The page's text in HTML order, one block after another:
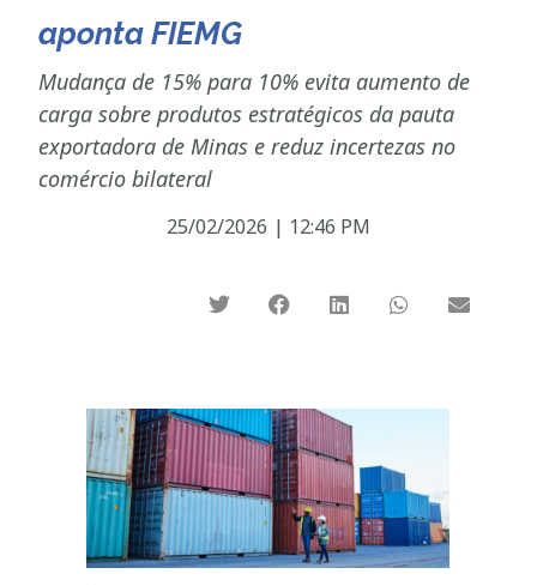
aponta FIEMG
Mudança de 15% para 10% evita aumento de
carga sobre produtos estratégicos da pauta
exportadora de Minas e reduz incertezas no
comércio bilateral
25/02/2026 | 12:46 PM